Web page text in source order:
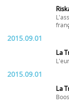
2015.09.01
La
2015.09.01
La